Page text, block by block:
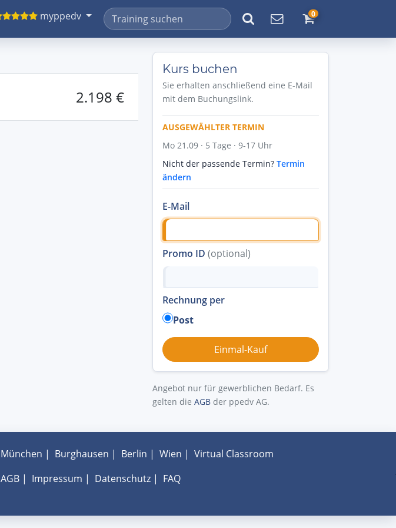
myppedv 0
2.198 €
Kurs buchen
Sie erhalten anschließend eine E-Mail
mit dem Buchungslink.
AUSGEWÄHLTER TERMIN
Mo 21.09 · 5 Tage · 9-17 Uhr
Nicht der passende Termin? Termin
ändern
E-Mail
Promo ID (optional)
Rechnung per
Post
Angebot nur für gewerblichen Bedarf. Es
gelten die AGB der ppedv AG.
München | Burghausen | Berlin | Wien | Virtual Classroom
AGB| Impressum | Datenschutz| FAQ